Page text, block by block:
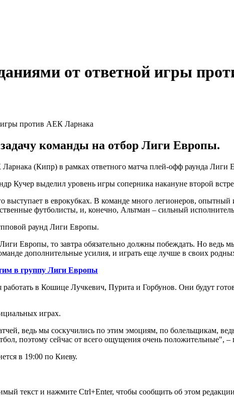
от ответной игры
команды на отбор Лиги Европы.
(Кипр) в рамках ответного матча плей-офф раунда Лиги
Кучер выделил уровень игры соперника накануне второй
выступает в еврокубках. В команде много легионеров,
футболисты, и, конечно, Альтман – сильный
раунд Лиги Европы.
Европы, то завтра обязательно должны побеждать. Но ведь
дополнительные усилия, и играть еще лучше в своих
в группу Лиги Европы
работать в Кошице Лучкевич, Пурита и Горбунов. Они будут
играх.
ведь мы соскучились по этим эмоциям, по болельщикам,
поэтому сейчас от всего ощущения очень положительные", –
в 19:00 по Киеву.
текст и нажмите Ctrl+Enter, чтобы сообщить об этом